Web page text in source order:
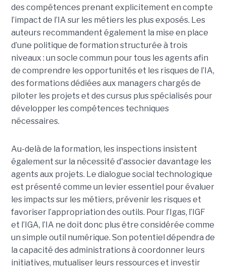
des compétences prenant explicitement en compte
l’impact de l’IA sur les métiers les plus exposés. Les
auteurs recommandent également la mise en place
d’une politique de formation structurée à trois
niveaux : un socle commun pour tous les agents afin
de comprendre les opportunités et les risques de l’IA,
des formations dédiées aux managers chargés de
piloter les projets et des cursus plus spécialisés pour
développer les compétences techniques
nécessaires.
Au-delà de la formation, les inspections insistent
également sur la nécessité d'associer davantage les
agents aux projets. Le dialogue social technologique
est présenté comme un levier essentiel pour évaluer
les impacts sur les métiers, prévenir les risques et
favoriser l’appropriation des outils. Pour l’Igas, l’IGF
et l’IGA, l’IA ne doit donc plus être considérée comme
un simple outil numérique. Son potentiel dépendra de
la capacité des administrations à coordonner leurs
initiatives, mutualiser leurs ressources et investir